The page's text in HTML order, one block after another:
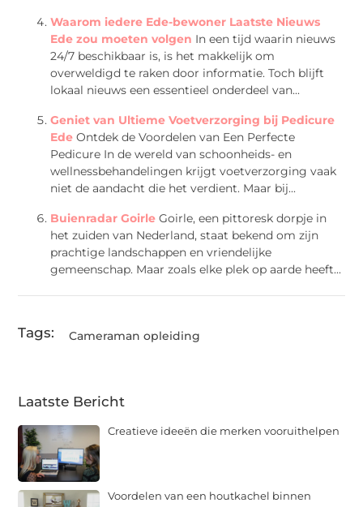
Waarom iedere Ede-bewoner Laatste Nieuws
Ede zou moeten volgen In een tijd waarin nieuws
24/7 beschikbaar is, is het makkelijk om
overweldigd te raken door informatie. Toch blijft
lokaal nieuws een essentieel onderdeel van...
Geniet van Ultieme Voetverzorging bij Pedicure
Ede Ontdek de Voordelen van Een Perfecte
Pedicure In de wereld van schoonheids- en
wellnessbehandelingen krijgt voetverzorging vaak
niet de aandacht die het verdient. Maar bij...
Buienradar Goirle Goirle, een pittoresk dorpje in
het zuiden van Nederland, staat bekend om zijn
prachtige landschappen en vriendelijke
gemeenschap. Maar zoals elke plek op aarde heeft...
Tags: Cameraman opleiding
Laatste Bericht
Creatieve ideeën die merken vooruithelpen
Voordelen van een houtkachel binnen